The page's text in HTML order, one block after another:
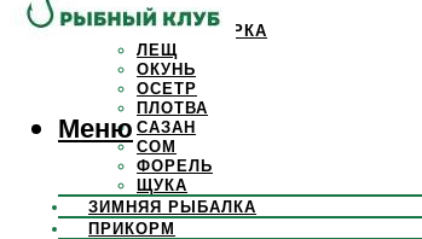
КАРП
КРАСНОПЕРКА
ЛЕЩ
ОКУНЬ
ОСЕТР
ПЛОТВА
САЗАН
СОМ
ФОРЕЛЬ
ЩУКА
ЗИМНЯЯ РЫБАЛКА
ПРИКОРМ
Меню